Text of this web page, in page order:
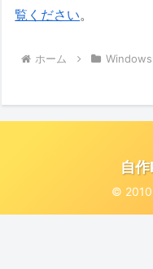
覧ください。
ホーム
自
© 2010